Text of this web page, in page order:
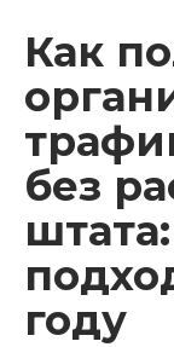
Как
без
году